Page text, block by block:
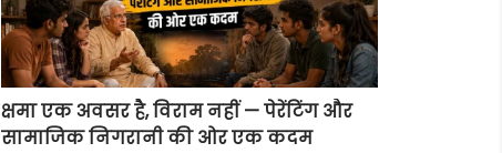
क्षमा एक अवसर है, विराम नहीं — पेरेंटिंग और
सामाजिक निगरानी की ओर एक कदम